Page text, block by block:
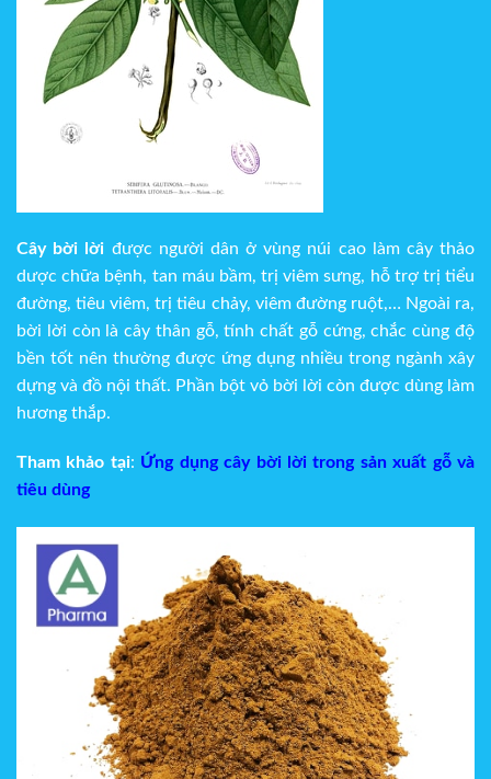
Cây bời lời được người dân ở vùng núi cao làm cây thảo
dược chữa bệnh, tan máu bầm, trị viêm sưng, hỗ trợ trị tiểu
đường, tiêu viêm, trị tiêu chảy, viêm đường ruột,… Ngoài ra,
bời lời còn là cây thân gỗ, tính chất gỗ cứng, chắc cùng độ
bền tốt nên thường được ứng dụng nhiều trong ngành xây
dựng và đồ nội thất. Phần bột vỏ bời lời còn được dùng làm
hương thắp.
Tham khảo tại: Ứng dụng cây bời lời trong sản xuất gỗ và
tiêu dùng